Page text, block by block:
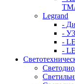
Legrand
-
-
-
-